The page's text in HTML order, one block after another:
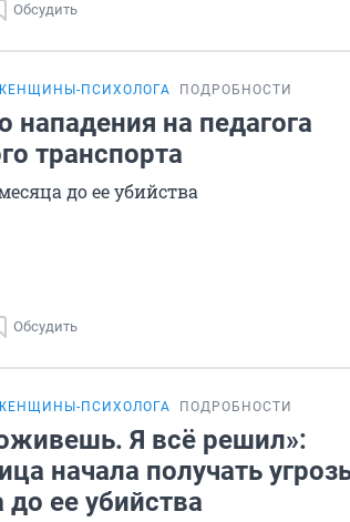
Обсудить
ПСИХОЛОГА ПОДРОБНОСТИ
нападения на педагога
транспорта
до ее убийства
Обсудить
ПСИХОЛОГА ПОДРОБНОСТИ
Я всё решил»:
начала получать
ее убийства